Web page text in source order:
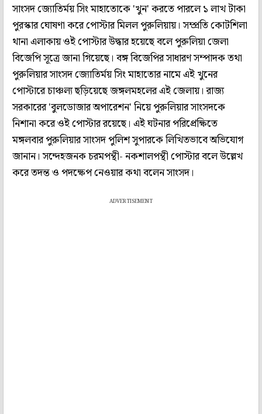
সাংসদ জ্যোতির্ময় সিং মাহাতোকে 'খুন' করতে পারলে ১ লাখ টাকা
পুরস্কার ঘোষণা করে পোস্টার মিলল পুরুলিয়ায়। সম্প্রতি কোটশিলা
থানা এলাকায় ওই পোস্টার উদ্ধার হয়েছে বলে পুরুলিয়া জেলা
বিজেপি সূত্রে জানা গিয়েছে। বঙ্গ বিজেপির সাধারণ সম্পাদক তথা
পুরুলিয়ার সাংসদ জ্যোতির্ময় সিং মাহাতোর নামে এই খুনের
পোস্টারে চাঞ্চল্য ছড়িয়েছে জঙ্গলমহলের এই জেলায়। রাজ্য
সরকারের 'বুলডোজার অপারেশন' নিয়ে পুরুলিয়ার সাংসদকে
নিশানা করে ওই পোস্টার রয়েছে। এই ঘটনার পরিপ্রেক্ষিতে
মঙ্গলবার পুরুলিয়ার সাংসদ পুলিশ সুপারকে লিখিতভাবে অভিযোগ
জানান। সন্দেহজনক চরমপন্থী- নকশালপন্থী পোস্টার বলে উল্লেখ
করে তদন্ত ও পদক্ষেপ নেওয়ার কথা বলেন সাংসদ।
ADVERTISEMENT